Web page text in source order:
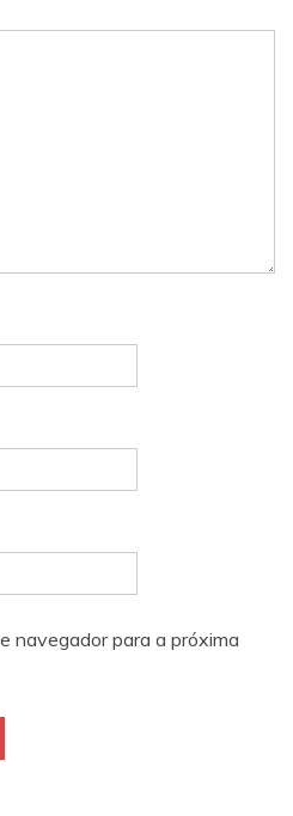
navegador para a próxima